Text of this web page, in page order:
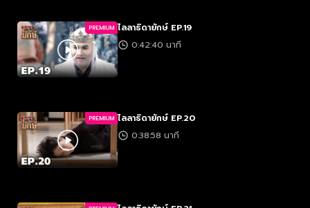
PREMIUM ไลลาธิดายักษ์ EP.19
0:42:40 นาที
PREMIUM ไลลาธิดายักษ์ EP.20
0:38:58 นาที